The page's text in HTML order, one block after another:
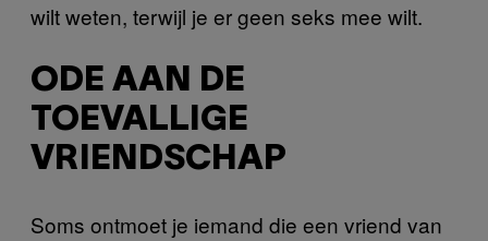
wilt weten, terwijl je er geen seks mee wilt.
ODE AAN DE
TOEVALLIGE
VRIENDSCHAP
Soms ontmoet je iemand die een vriend van